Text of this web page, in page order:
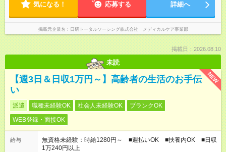
気になる！ 応募する 詳細へ
掲載元企業名 日研トータルソーシング株式会社 メディカルケア事業部
掲載日：2026.08.10
未読
NEW
【週3日＆日収1万円～】高齢者の生活のお手伝
い
派遣 職種未経験OK 社会人未経験OK
ブランクOK
WEB登録・面接OK
給与
無資格未経験：時給1280円～ ■週払いOK ■扶養内OK ■日収
1万240円以上